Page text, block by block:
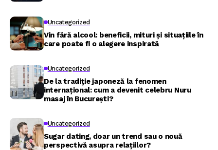
Uncategorized
Vin fără alcool: beneficii, mituri și situațiile în
care poate fi o alegere inspirată
Uncategorized
De la tradiție japoneză la fenomen
internațional: cum a devenit celebru Nuru
masaj în București?
Uncategorized
Sugar dating, doar un trend sau o nouă
perspectivă asupra relațiilor?